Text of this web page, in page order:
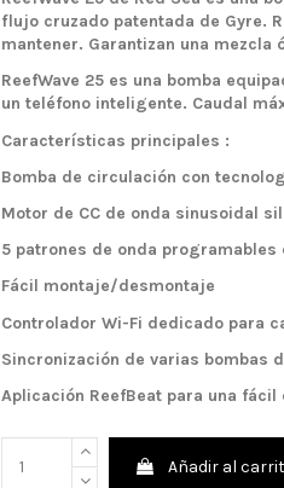
flujo cruzado patentada de Gyre.
mantener. Garantizan una
ReefWave 25 es una bomba
un teléfono inteligente. Caudal
Características principales :
Bomba de circulación con
Motor de CC de onda sinusoidal
5 patrones de onda
Fácil montaje/desmontaje
Controlador Wi-Fi dedicado para
Sincronización de varias bombas
Aplicación ReefBeat para una
Añadir al